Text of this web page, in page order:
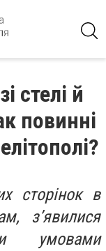
стелі й
повинні
сторінок в
з’явилися
умовами